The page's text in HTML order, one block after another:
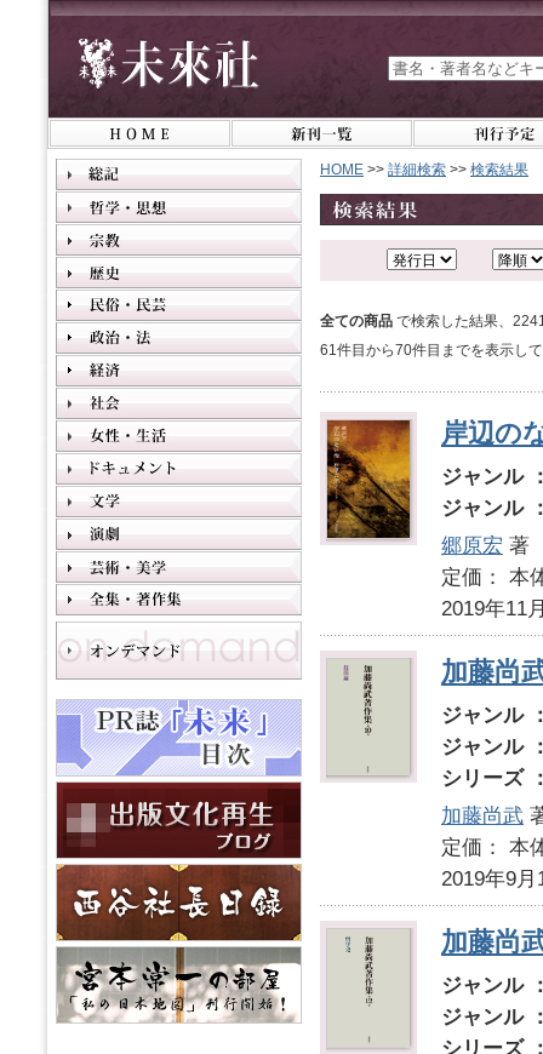
HOME >> 詳細検索 >> 検索結果
全ての商品 で検索した結果、
61件目から70件目までを表示し
岸辺の
ジャンル
ジャンル
郷原宏 著
定価：
2019年11
加藤尚
ジャンル
ジャンル
シリーズ
加藤尚武
定価：
2019年9月
加藤尚
ジャンル
ジャンル
シリーズ